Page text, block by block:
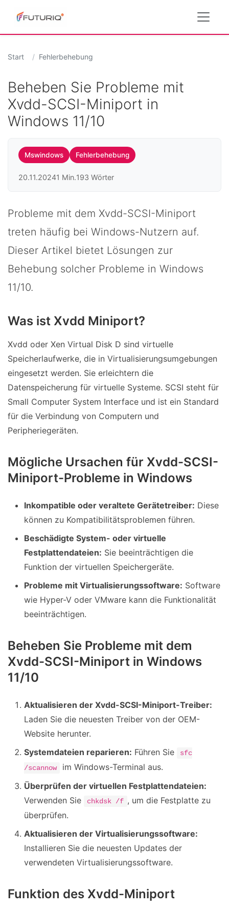
Start Fehlerbehebung
Beheben Sie Probleme mit
Xvdd-SCSI-Miniport in
Windows 11/10
Mswindows Fehlerbehebung
20.11.20241 Min.193 Wörter
Probleme mit dem Xvdd-SCSI-Miniport
treten häufig bei Windows-Nutzern auf.
Dieser Artikel bietet Lösungen zur
Behebung solcher Probleme in Windows
11/10.
Was ist Xvdd Miniport?
Xvdd oder Xen Virtual Disk D sind virtuelle
Speicherlaufwerke, die in Virtualisierungsumgebungen
eingesetzt werden. Sie erleichtern die
Datenspeicherung für virtuelle Systeme. SCSI steht für
Small Computer System Interface und ist ein Standard
für die Verbindung von Computern und
Peripheriegeräten.
Mögliche Ursachen für Xvdd-SCSI-
Miniport-Probleme in Windows
Inkompatible oder veraltete Gerätetreiber: Diese
können zu Kompatibilitätsproblemen führen.
Beschädigte System- oder virtuelle
Festplattendateien: Sie beeinträchtigen die
Funktion der virtuellen Speichergeräte.
Probleme mit Virtualisierungssoftware: Software
wie Hyper-V oder VMware kann die Funktionalität
beeinträchtigen.
Beheben Sie Probleme mit dem
Xvdd-SCSI-Miniport in Windows
11/10
Aktualisieren der Xvdd-SCSI-Miniport-Treiber:
Laden Sie die neuesten Treiber von der OEM-
Website herunter.
Systemdateien reparieren: Führen Sie
sfc
/scannow
im Windows-Terminal aus.
Überprüfen der virtuellen Festplattendateien:
Verwenden Sie
chkdsk /f , um die Festplatte zu
überprüfen.
Aktualisieren der Virtualisierungssoftware:
Installieren Sie die neuesten Updates der
verwendeten Virtualisierungssoftware.
Funktion des Xvdd-Miniport